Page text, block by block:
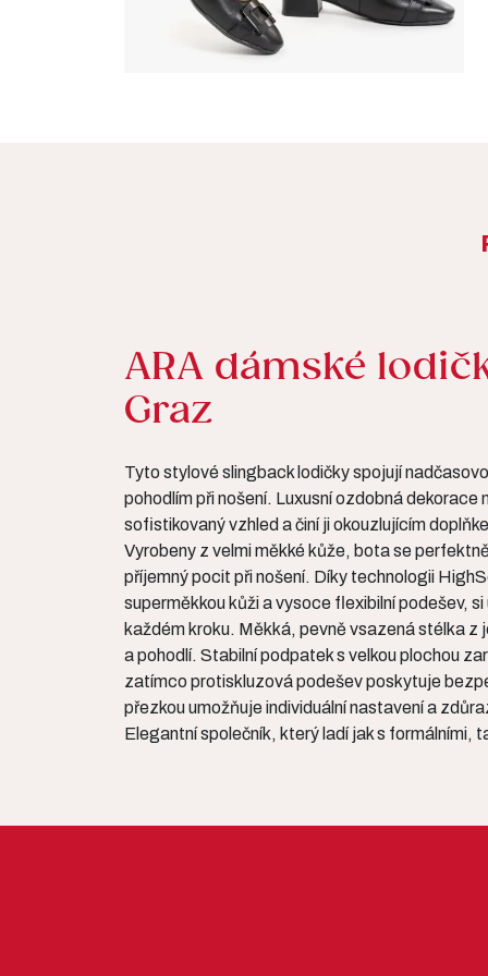
ARA dámské
Graz
Tyto stylové slingback lodičky spojují
pohodlím při nošení. Luxusní ozdobná dekorace
sofistikovaný vzhled a činí ji okouzlujícím
Vyrobeny z velmi měkké kůže, bota se
příjemný pocit při nošení. Díky technologii
superměkkou kůži a vysoce flexibilní podešev,
každém kroku. Měkká, pevně vsazená stélka z
a pohodlí. Stabilní podpatek s velkou plochou
zatímco protiskluzová podešev poskytuje
přezkou umožňuje individuální nastavení a
Elegantní společník, který ladí jak s formálními,